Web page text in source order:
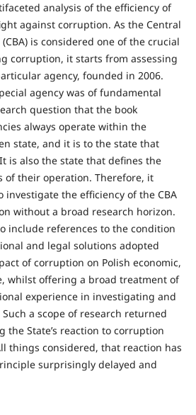
analysis of the efficiency of
against corruption. As the Central
is considered one of the crucial
corruption, it starts from assessing
agency, founded in 2006.
agency was of fundamental
question that the book
always operate within the
state, and it is to the state that
is also the state that defines the
of their operation. Therefore, it
investigate the efficiency of the CBA
without a broad research horizon.
include references to the condition
and legal solutions adopted
of corruption on Polish economic,
whilst offering a broad treatment of
experience in investigating and
a scope of research returned
the State’s reaction to corruption
things considered, that reaction has
surprisingly delayed and